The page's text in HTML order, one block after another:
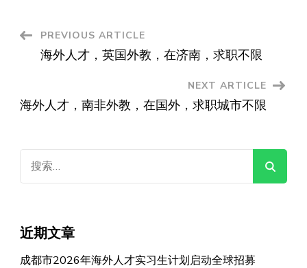
Post
Navigation
PREVIOUS ARTICLE
海外人才，英国外教，在济南，求职不限
NEXT ARTICLE
海外人才，南非外教，在国外，求职城市不限
索：
近期文章
成都市2026年海外人才实习生计划启动全球招募